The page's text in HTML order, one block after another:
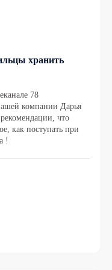
хранить
78
компании Дарья
что
как поступать при
!